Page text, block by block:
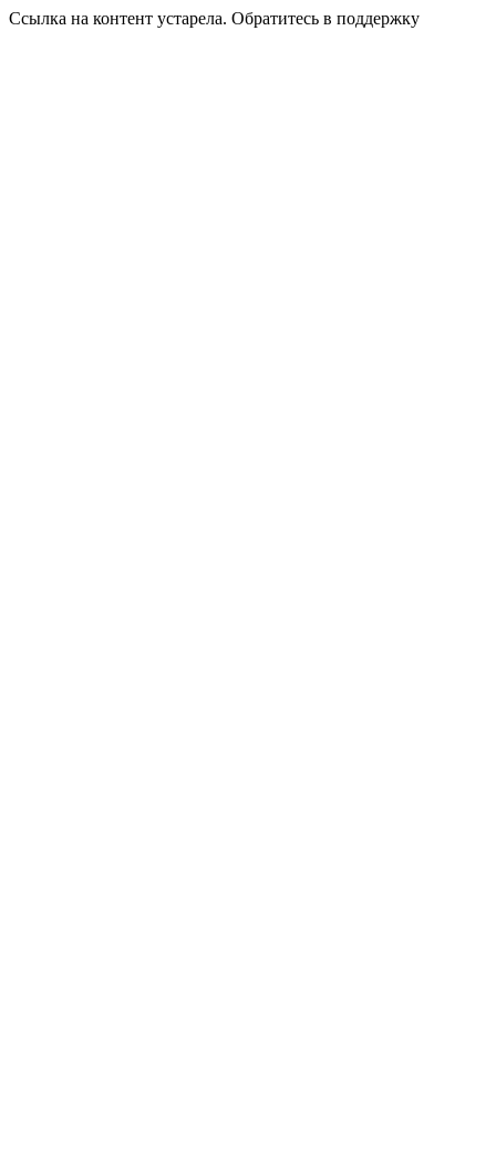
Ссылка на контент устарела. Обратитесь в поддержку